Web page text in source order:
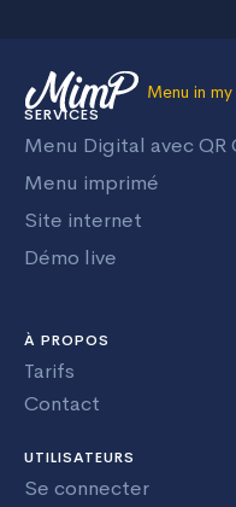
Menu in
SERVICES
Menu Digital avec QR
Menu imprimé
Site internet
Démo live
À PROPOS
Tarifs
Contact
UTILISATEURS
Se connecter